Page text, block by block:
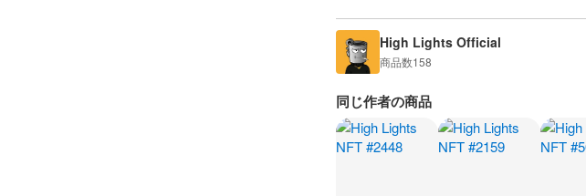
High Lights Official
商品数158
同じ作者の商品